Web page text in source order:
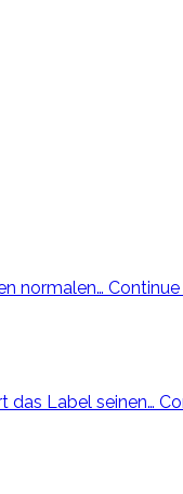
normalen…
das Label seinen…